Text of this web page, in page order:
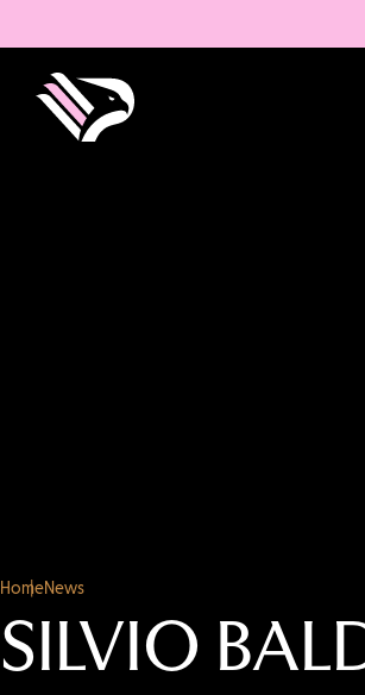
HomeNews
SILVIO